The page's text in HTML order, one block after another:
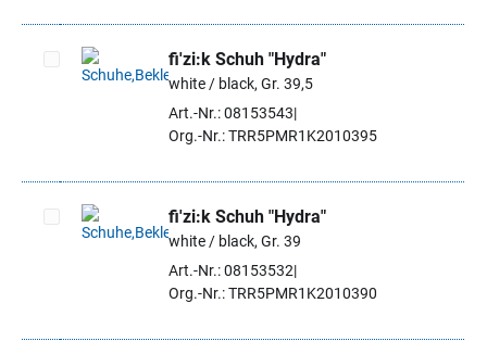
Artikel auswählen
fi'zi:k Schuh "Hydra"
white / black, Gr. 39,5
Art.-Nr.: 08153543
Org.-Nr.: TRR5PMR1K2010395
Artikel auswählen
fi'zi:k Schuh "Hydra"
white / black, Gr. 39
Art.-Nr.: 08153532
Org.-Nr.: TRR5PMR1K2010390